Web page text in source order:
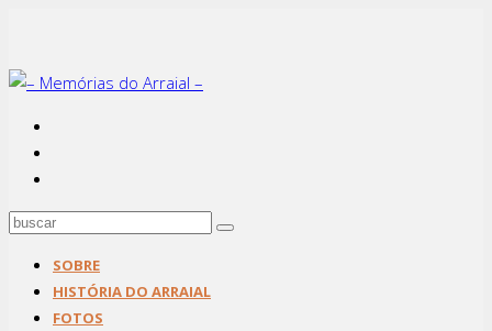
SOBRE
HISTÓRIA DO ARRAIAL
FOTOS